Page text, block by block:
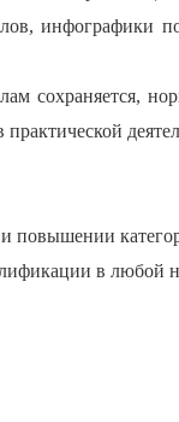
инфографики
сохраняется,
повышении
в любой